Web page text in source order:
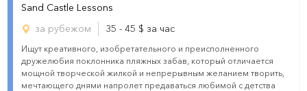
Sand Castle Lessons
за рубежом
35 - 45 $ за час
Ищут креативного, изобретательного и преисполненного
дружелюбия поклонника пляжных забав, который отличается
мощной творческой жилкой и непрерывным желанием творить,
мечтающего днями напролет предаваться любимой с детства